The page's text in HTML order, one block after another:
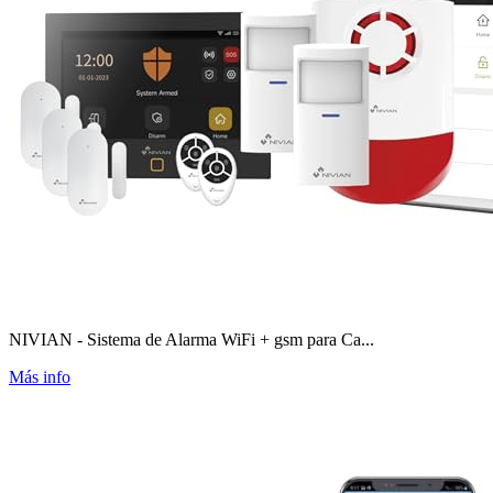
NIVIAN - Sistema de Alarma WiFi + gsm para Ca...
Más info